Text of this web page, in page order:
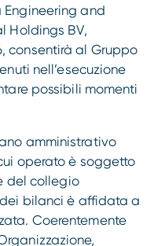
and
Holdings BV,
consentirà al Gruppo
nell’esecuzione
possibili momenti
amministrativo
operato è soggetto
del collegio
bilanci è affidata a
Coerentemente